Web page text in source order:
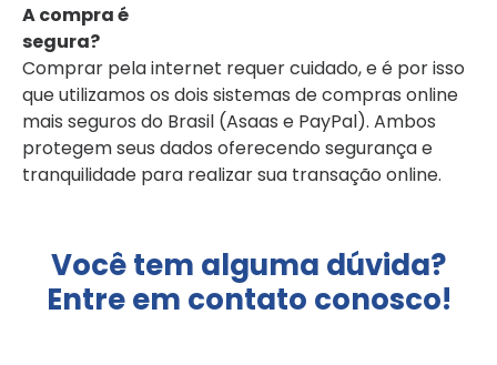
A compra é
segura?
Comprar pela internet requer cuidado, e é por isso
que utilizamos os dois sistemas de compras online
mais seguros do Brasil (Asaas e PayPal). Ambos
protegem seus dados oferecendo segurança e
tranquilidade para realizar sua transação online.
Você tem alguma dúvida?
Entre em contato conosco!